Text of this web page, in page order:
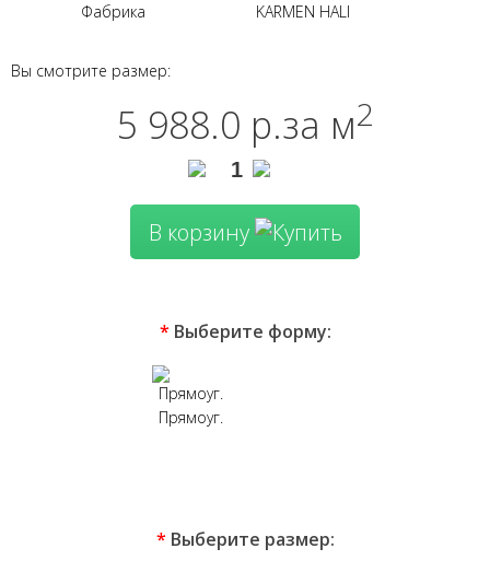
Фабрика
KARMEN HALI
Вы смотрите размер:
5 988.0 р.за м2
В корзину
* Выберите форму:
Прямоуг.
* Выберите размер: